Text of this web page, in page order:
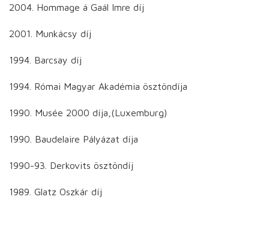
2004. Hommage á Gaál Imre díj
2001. Munkácsy díj
1994. Barcsay díj
1994. Római Magyar Akadémia ösztöndíja
1990. Musée 2000 díja,(Luxemburg)
1990. Baudelaire Pályázat díja
1990-93. Derkovits ösztöndíj
1989. Glatz Oszkár díj